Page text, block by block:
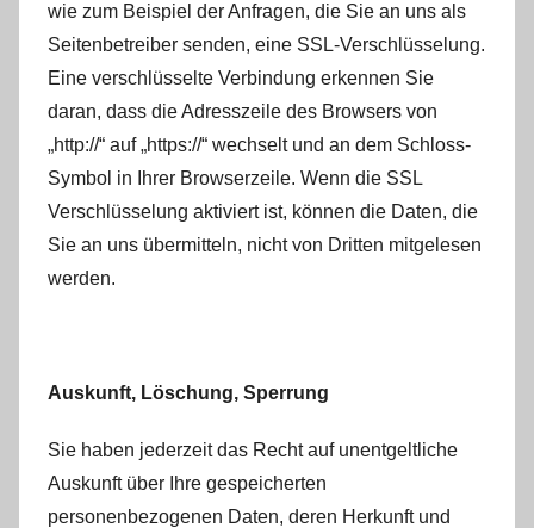
wie zum Beispiel der Anfragen, die Sie an uns als
Seitenbetreiber senden, eine SSL-Verschlüsselung.
Eine verschlüsselte Verbindung erkennen Sie
daran, dass die Adresszeile des Browsers von
„http://“ auf „https://“ wechselt und an dem Schloss-
Symbol in Ihrer Browserzeile. Wenn die SSL
Verschlüsselung aktiviert ist, können die Daten, die
Sie an uns übermitteln, nicht von Dritten mitgelesen
werden.
Auskunft, Löschung, Sperrung
Sie haben jederzeit das Recht auf unentgeltliche
Auskunft über Ihre gespeicherten
personenbezogenen Daten, deren Herkunft und